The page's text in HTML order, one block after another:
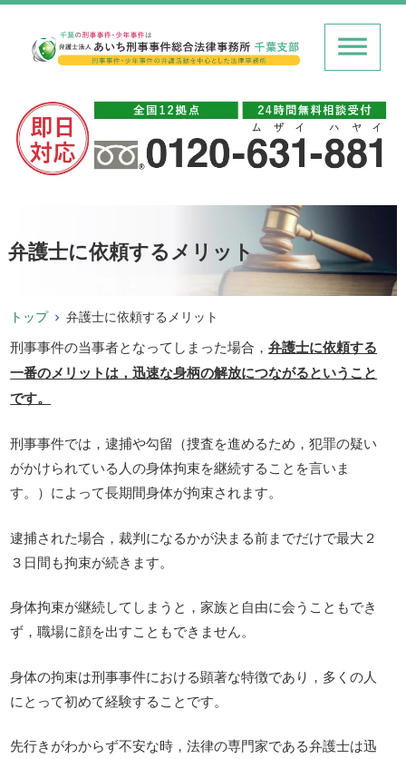
弁護士に依頼するメリット
トップ 弁護士に依頼するメリット
刑事事件の当事者となってしまった場合，弁護士に依頼する
一番のメリットは，迅速な身柄の解放につながるということ
です。
刑事事件では，逮捕や勾留（捜査を進めるため，犯罪の疑い
がかけられている人の身体拘束を継続することを言いま
す。）によって長期間身体が拘束されます。
逮捕された場合，裁判になるかが決まる前までだけで最大２
３日間も拘束が続きます。
身体拘束が継続してしまうと，家族と自由に会うこともでき
ず，職場に顔を出すこともできません。
身体の拘束は刑事事件における顕著な特徴であり，多くの人
にとって初めて経験することです。
先行きがわからず不安な時，法律の専門家である弁護士は迅